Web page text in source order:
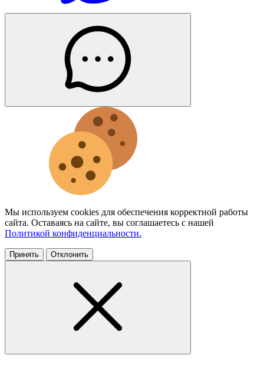
Мы используем cookies для обеспечения корректной работы
сайта. Оставаясь на сайте, вы соглашаетесь с нашей
Политикой конфиденциальности.
Принять Отклонить